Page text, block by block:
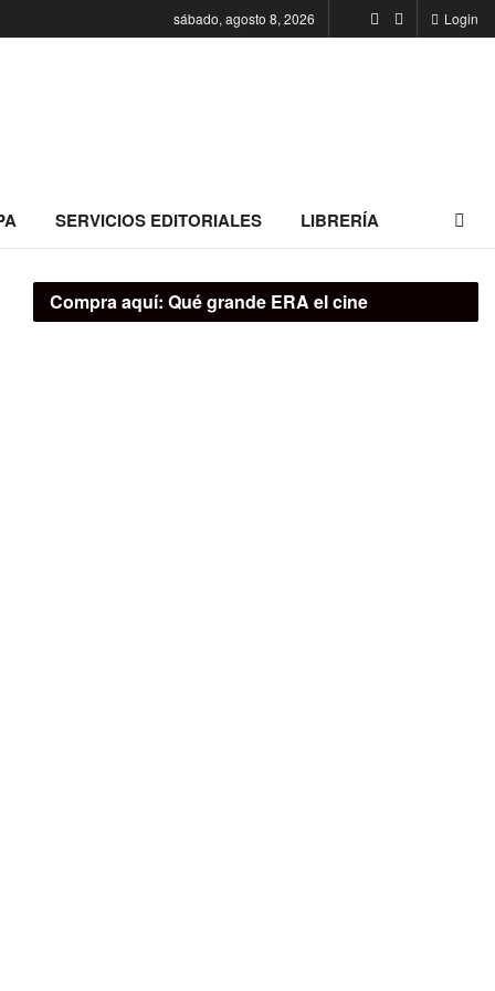
sábado, agosto 8, 2026 Login
SERVICIOS EDITORIALES LIBRERÍA
Compra aquí: Qué grande ERA el cine